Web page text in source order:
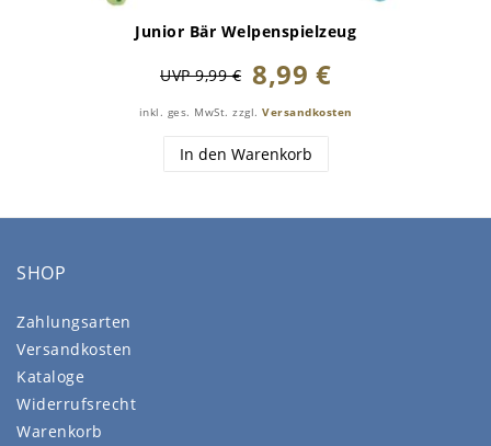
Junior Bär Welpenspielzeug
UVP 9,99 € 8,99 €
inkl. ges. MwSt. zzgl. Versandkosten
In den Warenkorb
SHOP
Zahlungsarten
Versandkosten
Kataloge
Widerrufsrecht
Warenkorb